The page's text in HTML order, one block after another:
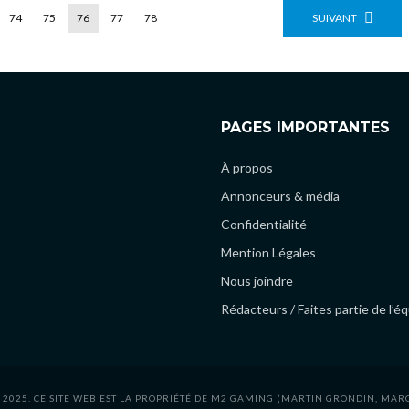
74 75 76 77 78 SUIVANT
PAGES IMPORTANTES
À propos
Annonceurs & média
Confidentialité
Mention Légales
Nous joindre
Rédacteurs / Faites partie de
CE SITE WEB EST LA PROPRIÉTÉ DE M2 GAMING (MARTIN GRONDIN,